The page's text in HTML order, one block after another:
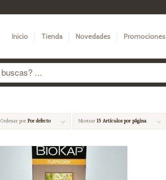
Inicio Tienda Novedades Promociones
Ordenar porPor defecto Mostrar15 Artículos por página